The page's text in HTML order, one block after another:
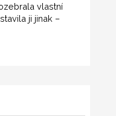
vlastní
ji jinak –